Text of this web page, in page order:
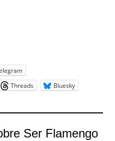
Threads Bluesky
Ser Flamengo